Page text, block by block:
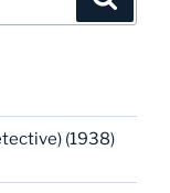
(1938)